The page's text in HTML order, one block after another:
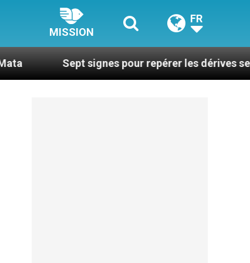
MISSION
FR
Sept signes pour repérer les dérives sectaires du